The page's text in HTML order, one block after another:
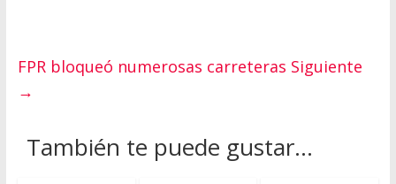
FPR bloqueó numerosas carreteras Siguiente
→
También te puede gustar...